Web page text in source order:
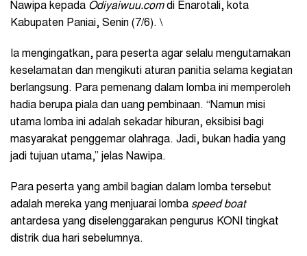
Nawipa kepada Odiyaiwuu.comdi Enarotali, kota
Kabupaten Paniai, Senin (7/6). \
Ia mengingatkan, para peserta agar selalu mengutamakan
keselamatan dan mengikuti aturan panitia selama kegiatan
berlangsung. Para pemenang dalam lomba ini memperoleh
hadia berupa piala dan uang pembinaan. “Namun misi
utama lomba ini adalah sekadar hiburan, eksibisi bagi
masyarakat penggemar olahraga. Jadi, bukan hadia yang
jadi tujuan utama,” jelas Nawipa.
Para peserta yang ambil bagian dalam lomba tersebut
adalah mereka yang menjuarai lomba speed boat
antardesa yang diselenggarakan pengurus KONI tingkat
distrik dua hari sebelumnya.